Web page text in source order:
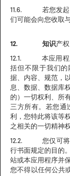
11.6. 若您发起（
们可能会向您收取
12. 知识产权
12.1. 本应用程序
括但不限于我们的
据、内容、规范，
息、数据、数据库
的）一切权利、所
三方所有。若您通
利，您特此将该等
之相关的一切精神权
12.2. 您仅可将本
行书面规定的目的
站或本应用程序并
您不得以任何公共